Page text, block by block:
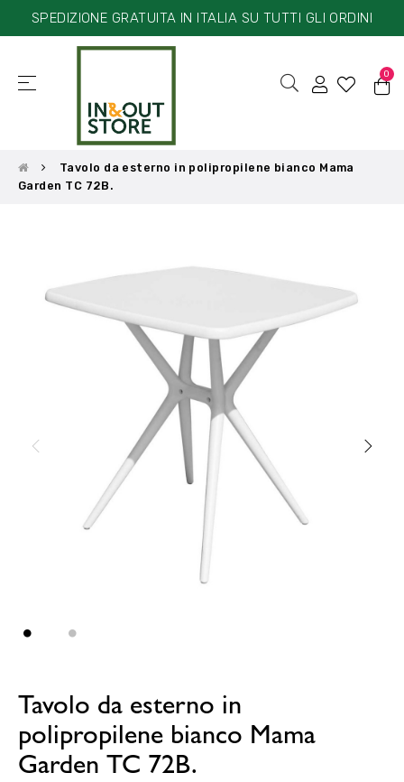
SPEDIZIONE GRATUITA IN ITALIA SU TUTTI GLI ORDINI
navigazione
☰ 0
Tavolo da esterno in polipropilene bianco Mama
Garden TC 72B.
Tavolo da esterno in
polipropilene bianco Mama
Garden TC 72B.